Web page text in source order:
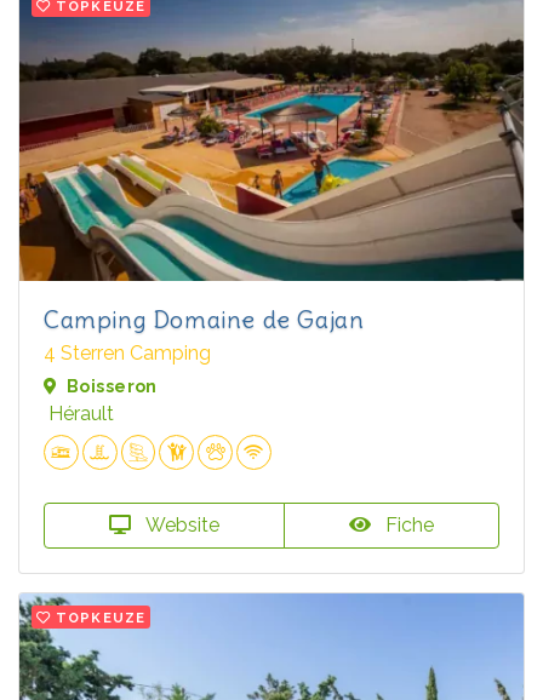
TOPKEUZE
Camping Domaine de Gajan
4 Sterren Camping
Boisseron
Hérault
Website Fiche
TOPKEUZE